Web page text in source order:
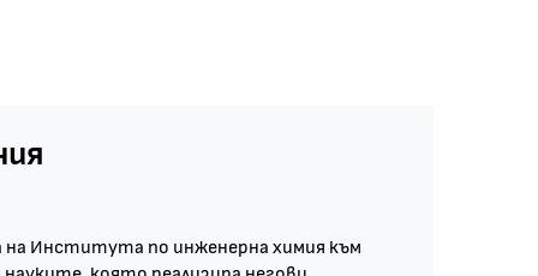
Института по инженерна химия към